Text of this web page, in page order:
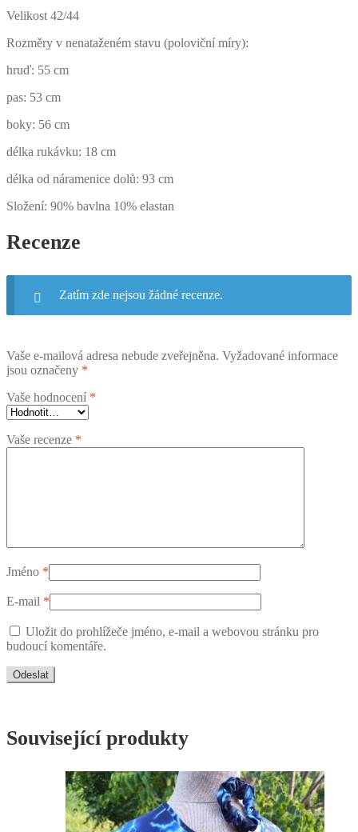
Velikost 42/44
Rozměry v nenataženém stavu (poloviční míry):
hruď: 55 cm
pas: 53 cm
boky: 56 cm
délka rukávku: 18 cm
délka od náramenice dolů: 93 cm
Složení: 90% bavlna 10% elastan
Recenze
Zatím zde nejsou žádné recenze.
Vaše e-mailová adresa nebude zveřejněna. Vyžadované informace
jsou označeny *
Vaše hodnocení *
Vaše recenze *
Jméno *
E-mail *
Uložit do prohlížeče jméno, e-mail a webovou stránku pro
budoucí komentáře.
Související produkty